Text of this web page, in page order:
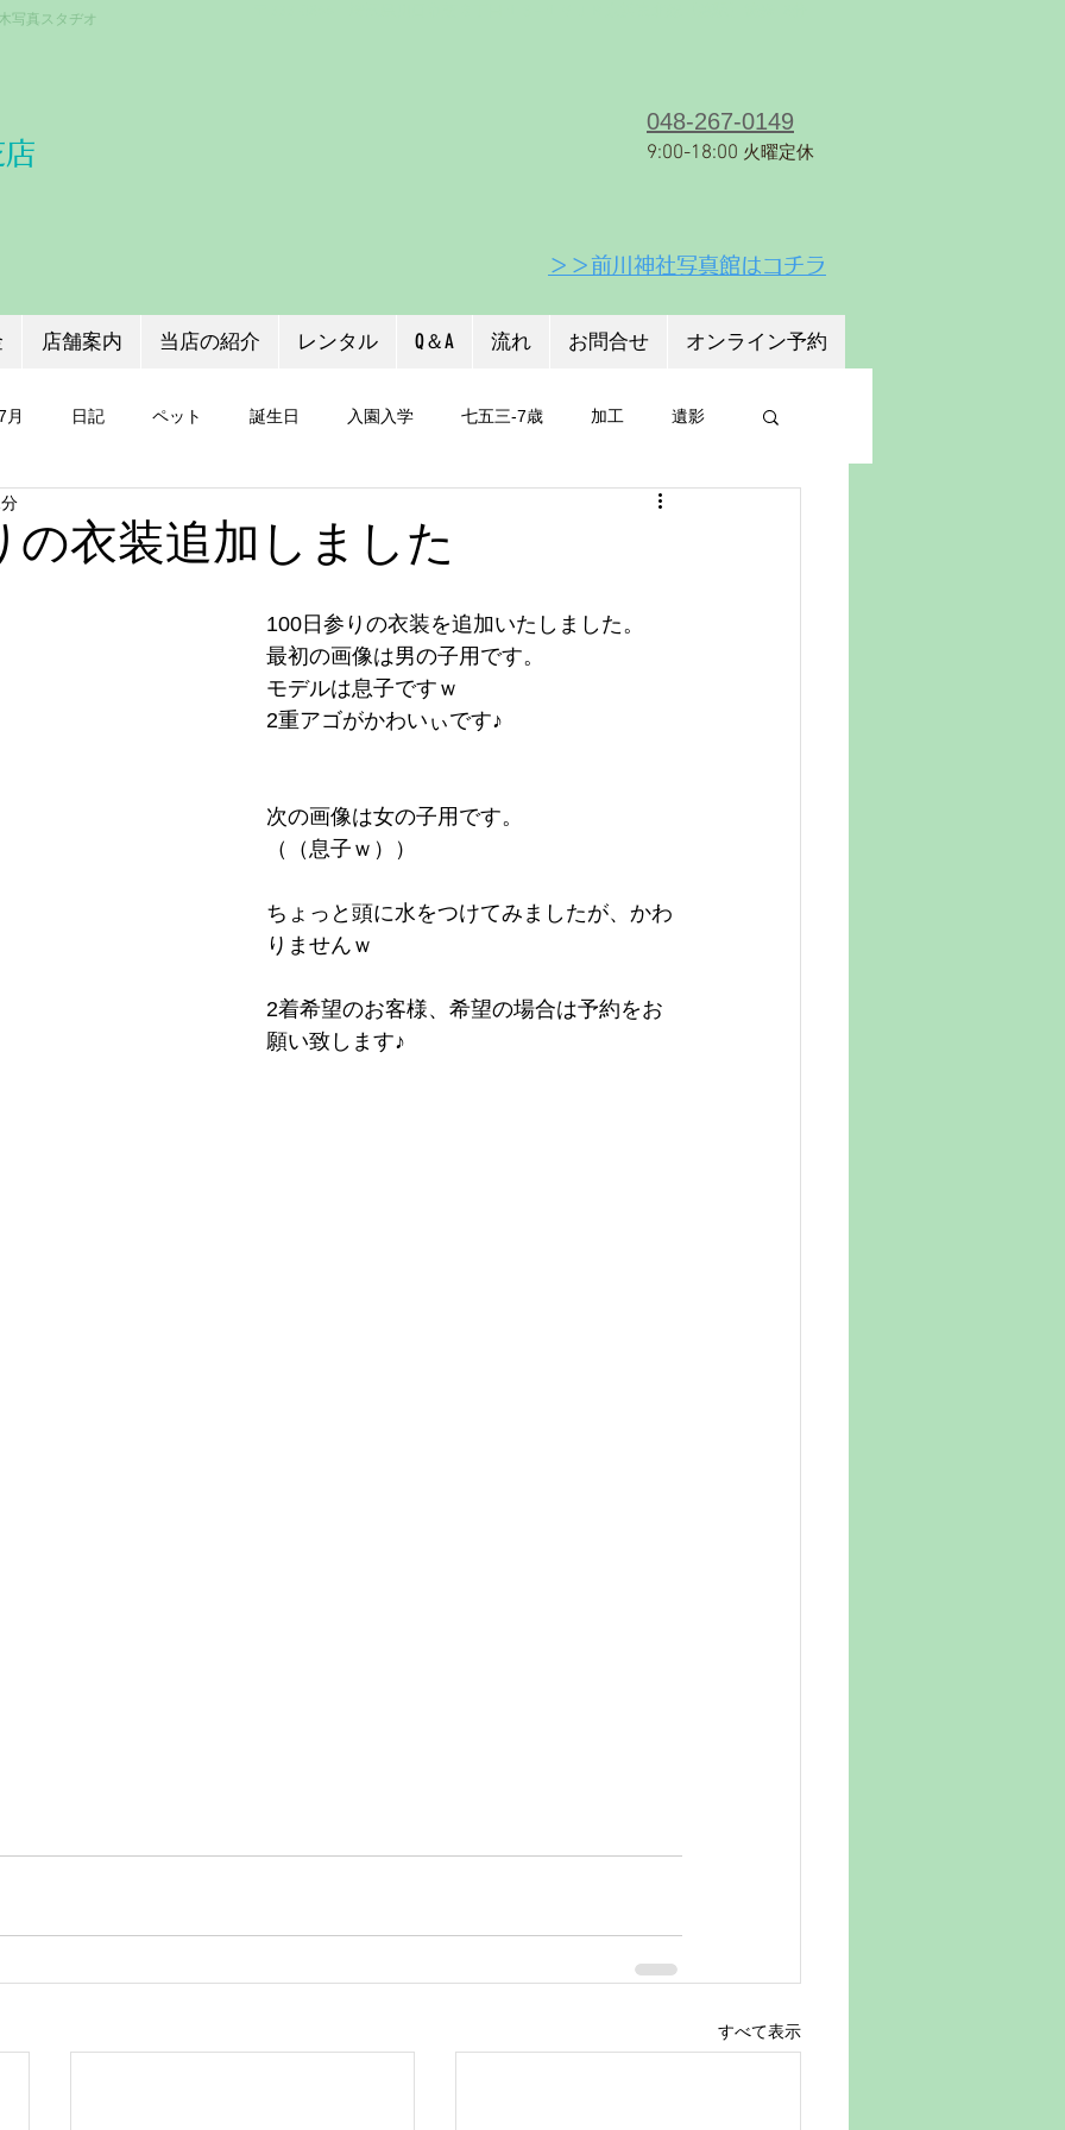
写真スタヂオ
048-267-0149
9:00-18:00 火曜定休
＞＞前川神社写真館はコチラ
店舗案内 当店の紹介 レンタル Q＆A 流れ お問合せ オンライン予約
月 日記 ペット 誕生日 入園入学 七五三-7歳 加工 遺影
の衣装追加しました
100日参りの衣装を追加いたしました。
最初の画像は男の子用です。
モデルは息子ですｗ
2重アゴがかわいぃです♪
次の画像は女の子用です。
（（息子ｗ））
ちょっと頭に水をつけてみましたが、かわ
りませんｗ
2着希望のお客様、希望の場合は予約をお
願い致します♪
すべて表示